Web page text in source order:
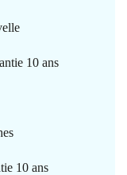
10 ans
10 ans